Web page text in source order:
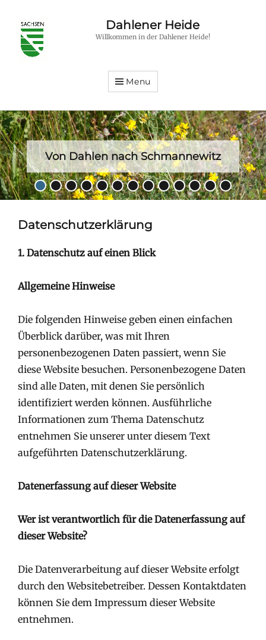
Dahlener Heide
Willkommen in der Dahlener Heide!
Menu
• • • • • • • • • • • • •
Von Dahlen nach Schmannewitz
Posted
on
By
hfroehlich
Datenschutzerklärung
1. Datenschutz auf einen Blick
Allgemeine Hinweise
Die folgenden Hinweise geben einen einfachen
Überblick darüber, was mit Ihren
personenbezogenen Daten passiert, wenn Sie
diese Website besuchen. Personenbezogene Daten
sind alle Daten, mit denen Sie persönlich
identifiziert werden können. Ausführliche
Informationen zum Thema Datenschutz
entnehmen Sie unserer unter diesem Text
aufgeführten Datenschutzerklärung.
Datenerfassung auf dieser Website
Wer ist verantwortlich für die Datenerfassung auf
dieser Website?
Die Datenverarbeitung auf dieser Website erfolgt
durch den Websitebetreiber. Dessen Kontaktdaten
können Sie dem Impressum dieser Website
entnehmen.